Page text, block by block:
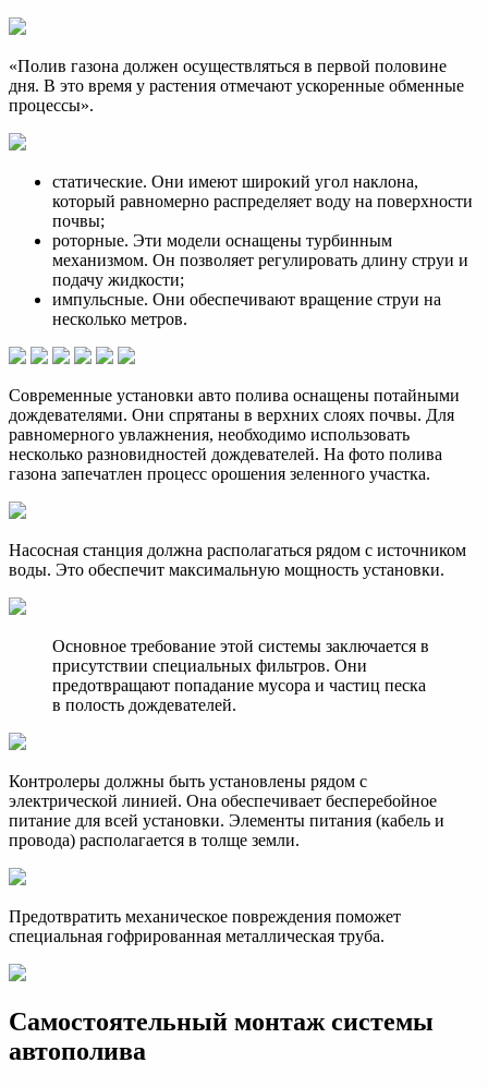
«Полив газона должен осуществляться в первой половине
дня. В это время у растения отмечают ускоренные обменные
процессы».
статические. Они имеют широкий угол наклона,
который равномерно распределяет воду на поверхности
почвы;
роторные. Эти модели оснащены турбинным
механизмом. Он позволяет регулировать длину струи и
подачу жидкости;
импульсные. Они обеспечивают вращение струи на
несколько метров.
Современные установки авто полива оснащены потайными
дождевателями. Они спрятаны в верхних слоях почвы. Для
равномерного увлажнения, необходимо использовать
несколько разновидностей дождевателей. На фото полива
газона запечатлен процесс орошения зеленного участка.
Насосная станция должна располагаться рядом с источником
воды. Это обеспечит максимальную мощность установки.
Основное требование этой системы заключается в
присутствии специальных фильтров. Они
предотвращают попадание мусора и частиц песка
в полость дождевателей.
Контролеры должны быть установлены рядом с
электрической линией. Она обеспечивает бесперебойное
питание для всей установки. Элементы питания (кабель и
провода) располагается в толще земли.
Предотвратить механическое повреждения поможет
специальная гофрированная металлическая труба.
Самостоятельный монтаж системы
автополива